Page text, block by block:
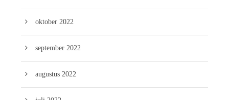
oktober 2022
september 2022
augustus 2022